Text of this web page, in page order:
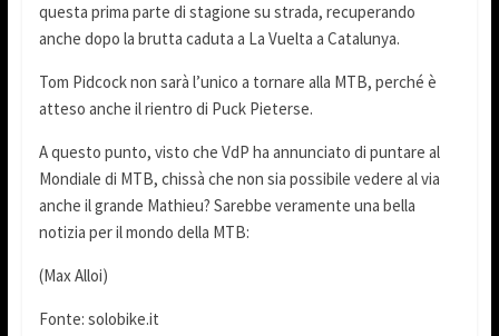
questa prima parte di stagione su strada, recuperando
anche dopo la brutta caduta a La Vuelta a Catalunya.
Tom Pidcock non sarà l’unico a tornare alla MTB, perché è
atteso anche il rientro di Puck Pieterse.
A questo punto, visto che VdP ha annunciato di puntare al
Mondiale di MTB, chissà che non sia possibile vedere al via
anche il grande Mathieu? Sarebbe veramente una bella
notizia per il mondo della MTB:
(Max Alloi)
Fonte: solobike.it